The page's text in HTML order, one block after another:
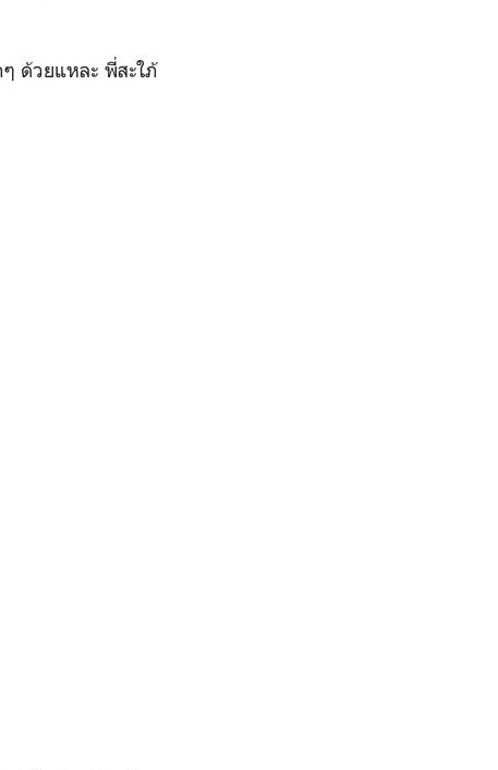
ด้วยแหละ พี่สะใภ้